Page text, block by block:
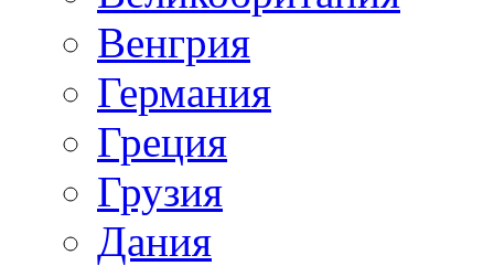
Венгрия
Германия
Греция
Грузия
Дания